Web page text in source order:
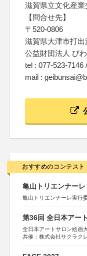
滋賀県立文化産
【問合せ先】
〒520-0806
滋賀県大津市打出
公益財団法人 び
tel : 077-523-7146
mail :
おすすめのコンテスト
亀山トリエンナー
亀山トリエンナーレ実行
第36回 全日本アー
全日本アートサロン絵画
共催：株式会社サクラク